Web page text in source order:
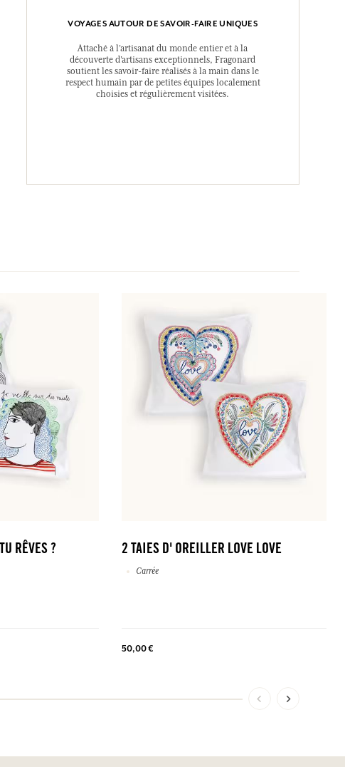
VOYAGES AUTOUR DE SAVOIR-FAIRE UNIQUES
Attaché à l’artisanat du monde entier et à la
découverte d’artisans exceptionnels, Fragonard
soutient les savoir-faire réalisés à la main dans le
respect humain par de petites équipes localement
choisies et régulièrement visitées.
RÊVES ? 2 TAIES D' OREILLER LOVE LOVE
Carrée
50,00 €